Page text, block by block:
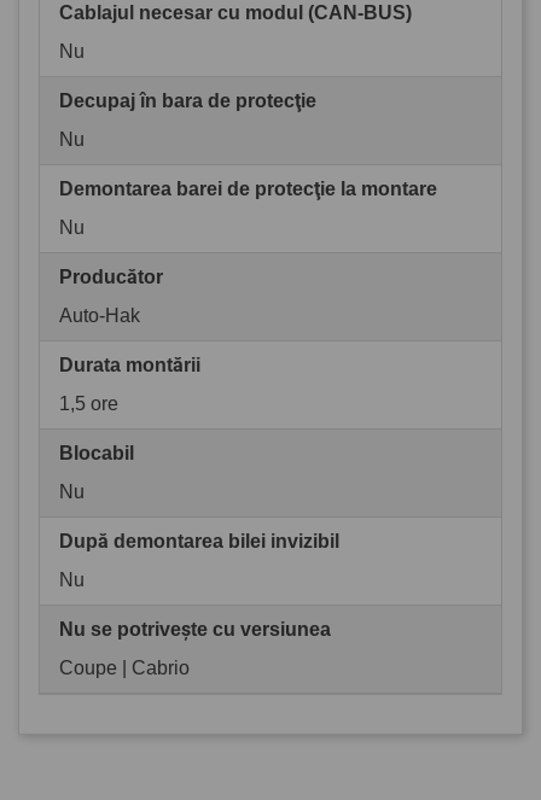
Cablajul necesar cu modul (CAN-BUS)
Nu
Decupaj în bara de protecţie
Nu
Demontarea barei de protecţie la montare
Nu
Producător
Auto-Hak
Durata montării
1,5 ore
Blocabil
Nu
După demontarea bilei invizibil
Nu
Nu se potrivește cu versiunea
Coupe | Cabrio